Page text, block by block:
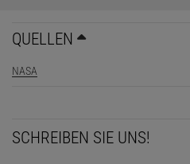
QUELLEN
NASA
SCHREIBEN SIE UNS!